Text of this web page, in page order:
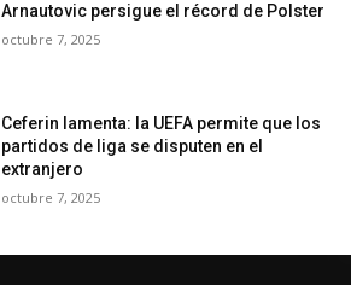
Arnautovic persigue el récord de Polster
octubre 7, 2025
Ceferin lamenta: la UEFA permite que los
partidos de liga se disputen en el
extranjero
octubre 7, 2025